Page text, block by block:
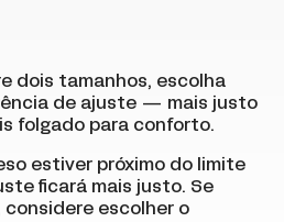
dois tamanhos, escolha
de ajuste — mais justo
folgado para conforto.
estiver próximo do limite
ficará mais justo. Se
considere escolher o